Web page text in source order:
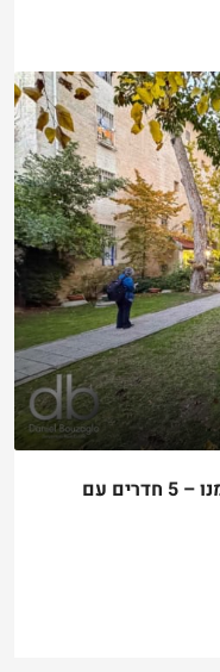
בקטמון הישנה